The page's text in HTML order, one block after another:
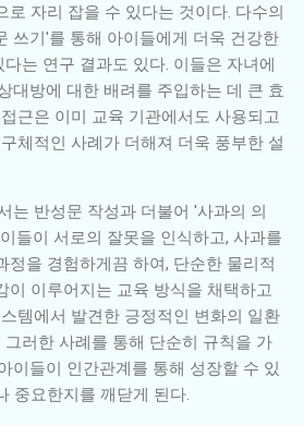
로 자리 잡을 수 있다는 것이다. 다수의
쓰기'를 통해 아이들에게 더욱 건강한
는 연구 결과도 있다. 이들은 자녀에
대방에 대한 배려를 주입하는 데 큰 효
근은 이미 교육 기관에서도 사용되고
체적인 사례가 더해져 더욱 풍부한 설
는 반성문 작성과 더불어 '사과의 의
들이 서로의 잘못을 인식하고, 사과를
정을 경험하게끔 하여, 단순한 물리적
이 이루어지는 교육 방식을 채택하고
템에서 발견한 긍정적인 변화의 일환
러한 사례를 통해 단순히 규칙을 가
이들이 인간관계를 통해 성장할 수 있
중요한지를 깨닫게 된다.